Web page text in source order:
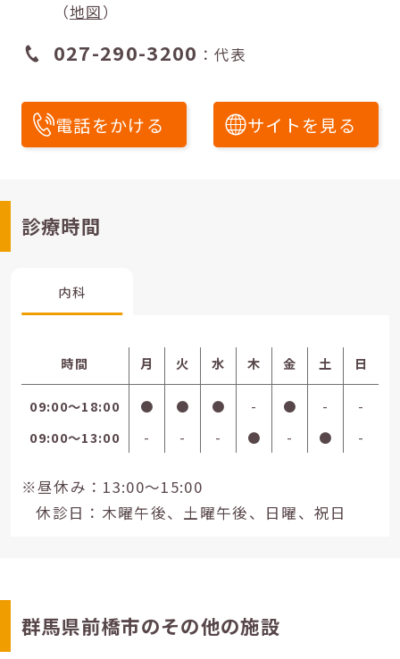
（地図）
027-290-3200 ：代表
電話をかける サイトを見る
診療時間
内科
時間 月 火 水 木 金 土 日
09:00〜18:00 ● ● ● - ● -
-
09:00〜13:00
- - - ● - ● -
※昼休み：13:00～15:00
休診日：木曜午後、土曜午後、日曜、祝日
群馬県前橋市のその他の施設